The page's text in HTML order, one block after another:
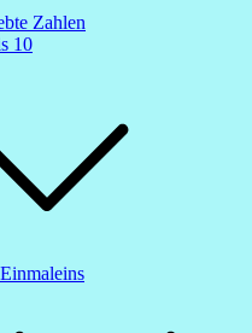
Zahlen
10